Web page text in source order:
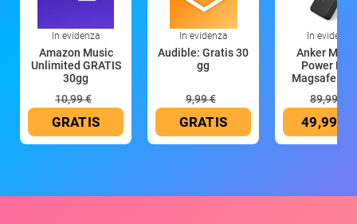
In evidenza
Amazon Music
Unlimited GRATIS
30gg
10,99 €
GRATIS
In evidenza
Audible: Gratis 30
gg
9,99 €
GRATIS
In evidenza
Anker
Power
Magsafe
89,99 €
49,99 €